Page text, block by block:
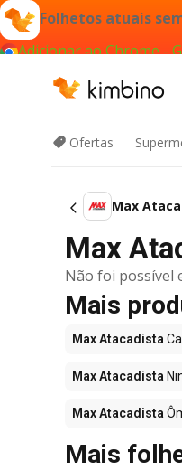
Folhetos atuais
Adicionar ao Chrome -
Ofertas
Max
Max
Não foi possível
Mais
Max Atacadista
Max Atacadista
Max Atacadista
Mais